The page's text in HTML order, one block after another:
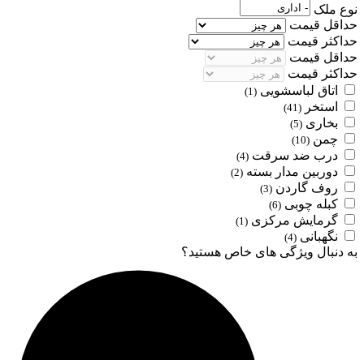
نوع ملک
حداقل قیمت
حداکثر قیمت
حداقل قیمت
حداکثر قیمت
اتاق لباسشویی (1)
استخر (41)
بخاری (5)
چمن (10)
درب ضد سرقت (4)
دوربین مدار بسته (2)
روف گاردن (3)
کبله چوبی (6)
گرمایش مرکزی (1)
نگهبانی (4)
به دنبال ویژگی های خاص هستید؟